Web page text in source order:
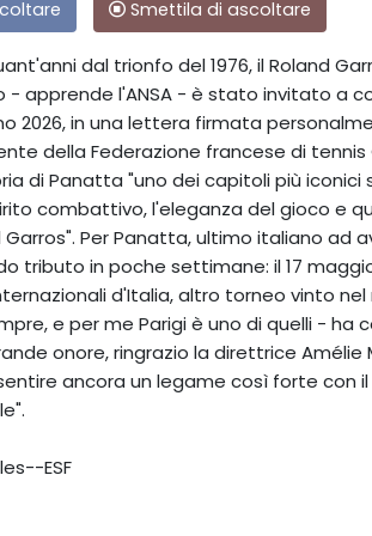
Smettila di ascoltare
dal trionfo del 1976, il Roland
- apprende l'ANSA - è stato invitato a
2026, in una lettera firmata
della Federazione francese di
di Panatta "uno dei capitoli più
combattivo, l'eleganza del gioco e
Garros". Per Panatta, ultimo italiano
tributo in poche settimane: il 17
d'Italia, altro torneo vinto
e per me Parigi è uno di quelli -
onore, ringrazio la direttrice Amélie
ancora un legame così forte con
ESF